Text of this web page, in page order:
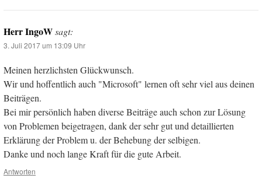
Herr IngoWsagt:
3. Juli 2017 um 13:09 Uhr
Meinen herzlichsten Glückwunsch.
Wir und hoffentlich auch "Microsoft" lernen oft sehr viel aus deinen
Beiträgen.
Bei mir persönlich haben diverse Beiträge auch schon zur Lösung
von Problemen beigetragen, dank der sehr gut und detaillierten
Erklärung der Problem u. der Behebung der selbigen.
Danke und noch lange Kraft für die gute Arbeit.
Antworten